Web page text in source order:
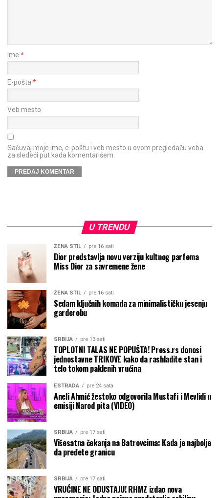
Ime *
E-pošta *
Veb mesto
Sačuvaj moje ime, e-poštu i veb mesto u ovom pregledaču veba
za sledeći put kada komentarišem.
U TRENDU
ŽENA STIL pre 16 sati
Dior predstavlja novu verziju kultnog parfema
Miss Dior za savremene žene
ŽENA STIL pre 16 sati
Sedam ključnih komada za minimalističku jesenju
garderobu
SRBIJA pre 13 sati
TOPLOTNI TALAS NE POPUŠTA! Press.rs donosi
jednostavne TRIKOVE kako da rashladite stan i
telo tokom paklenih vrućina
ESTRADA pre 24 sata
Aneli Ahmić žestoko odgovorila Mustafi i Mevlidi u
emisiji Narod pita (VIDEO)
SRBIJA pre 17 sati
Višesatna čekanja na Batrovcima: Kada je najbolje
da pređete granicu
SRBIJA pre 17 sati
VRUĆINE NE ODUSTAJU! RHMZ izdao nova